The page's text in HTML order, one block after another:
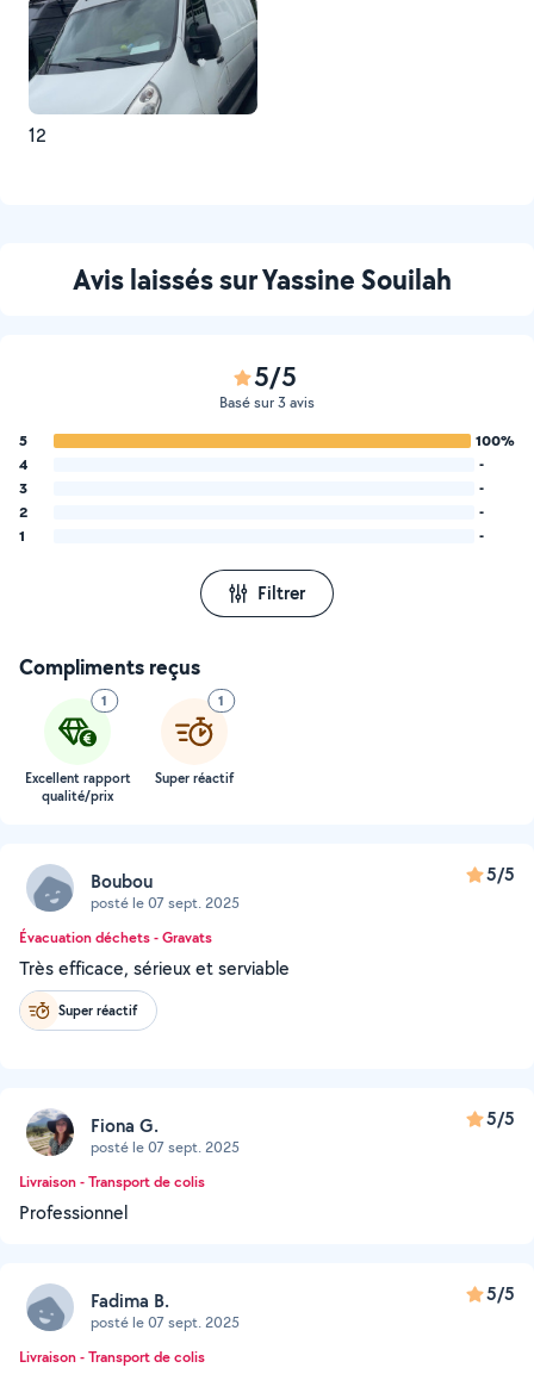
12
Avis laissés sur Yassine Souilah
5/5
Basé sur 3 avis
5
100%
4
-
3
-
2
-
1
-
Filtrer
Compliments reçus
1
Excellent rapport
qualité/prix
1
Super réactif
Boubou
posté le 07 sept. 2025
5/5
Évacuation déchets - Gravats
Très efficace, sérieux et serviable
Super réactif
Fiona G.
posté le 07 sept. 2025
5/5
Livraison - Transport de colis
Professionnel
Fadima B.
posté le 07 sept. 2025
5/5
Livraison - Transport de colis